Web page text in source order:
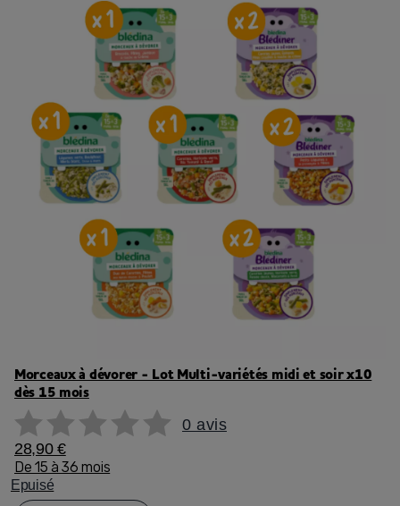
Morceaux à dévorer - Lot Multi-variétés midi et soir x10
dès 15 mois
0 avis
28,90 €
De 15 à 36 mois
Epuisé